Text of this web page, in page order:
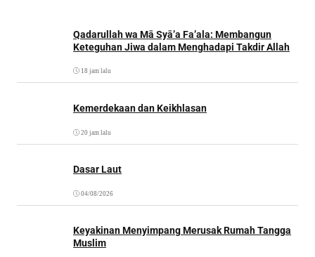
Qadarullah wa Mā Syā’a Fa’ala: Membangun
Keteguhan Jiwa dalam Menghadapi Takdir Allah
18 jam lalu
Kemerdekaan dan Keikhlasan
20 jam lalu
Dasar Laut
04/08/2026
Keyakinan Menyimpang Merusak Rumah Tangga
Muslim